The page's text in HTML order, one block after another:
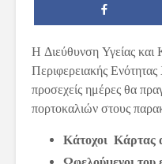
Η Διεύθυνση Υγείας και
Περιφερειακής Ενότητας
προσεχείς ημέρες θα
πορτοκαλιών στους
Κάτοχοι Κάρτας